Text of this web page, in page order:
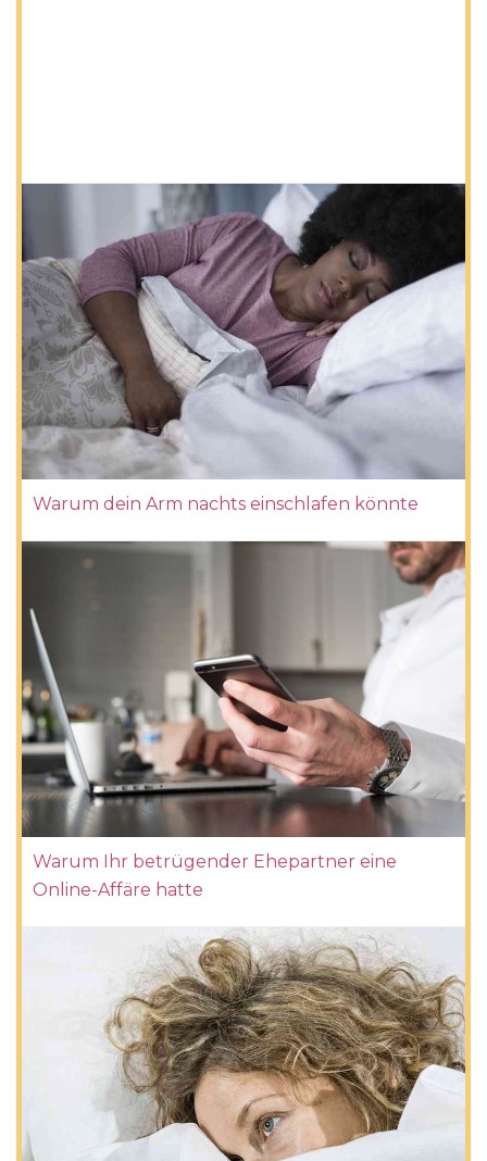
Warum dein Arm nachts einschlafen könnte
Warum Ihr betrügender Ehepartner eine
Online-Affäre hatte